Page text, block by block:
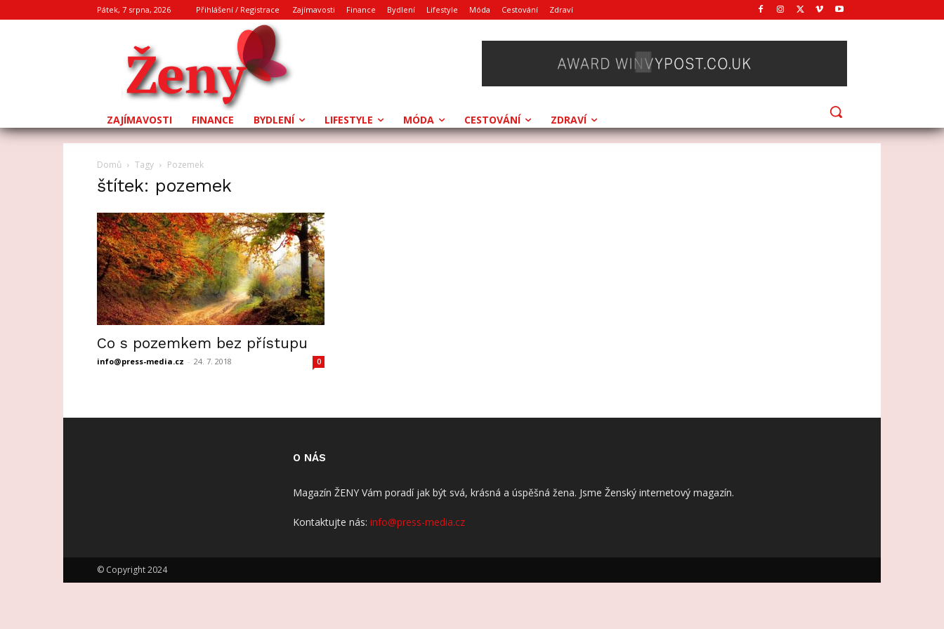
Pátek, 7 srpna, 2026 Přihlášení / Registrace Zajímavosti Finance Bydlení Lifestyle Móda Cestování Zdraví
ZAJÍMAVOSTI FINANCE BYDLENÍ LIFESTYLE MÓDA CESTOVÁNÍ ZDRAVÍ
Domů Tagy Pozemek
štítek: pozemek
Co s pozemkem bez přístupu
info@press-media.cz - 24. 7. 2018 0
O NÁS
Magazín ŽENY Vám poradí jak být svá, krásná a úspěšná žena. Jsme Ženský internetový magazín.
Kontaktujte nás: info@press-media.cz
© Copyright 2024